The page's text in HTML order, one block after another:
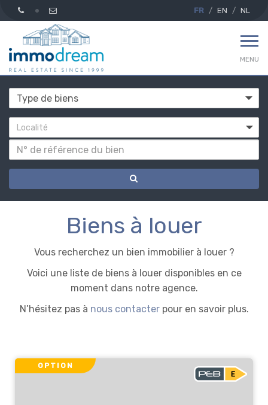
FR EN NL
MENU
Localité
louer
Biens à louer
Vous recherchez un bien immobilier à louer ?
Voici une liste de biens à louer disponibles en ce
moment dans notre agence.
N’hésitez pas à nous contacterpour en savoir plus.
OPTION